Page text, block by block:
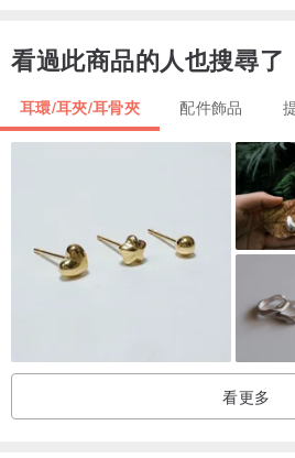
- 花朵為全手工製作，每件產品皆有差別。
- 商品預計付款後7個工作天內發貨，恕不
- 如遇商品錯誤發送或商品因運送而破損
們並提供相片證明，以便安排後續處理。
=保存方法＝
- 產品為奶油土裱花表面加上UV樹脂保護
- 請勿拉扯飾物或向其施壓，配戴後請放
看過此商品的人也搜尋了
耳環/耳夾/耳骨夾 配件飾品
看更多